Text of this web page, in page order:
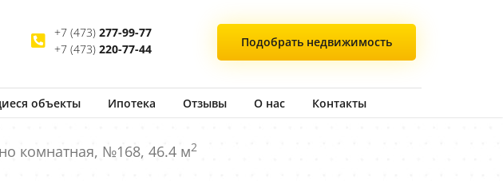
Подобрать недвижимость
+7 (473) 277-99-77
+7 (473) 220-77-44
объекты Ипотека Отзывы О нас Контакты
комнатная, №168, 46.4 м2